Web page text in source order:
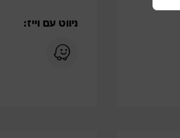
ניווט עם וייז: